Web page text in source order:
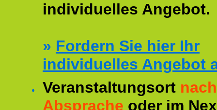
individuelles Angebot.
» Fordern Sie hier Ihr
individuelles Angebot
Veranstaltungsort nach
Absprache oder im